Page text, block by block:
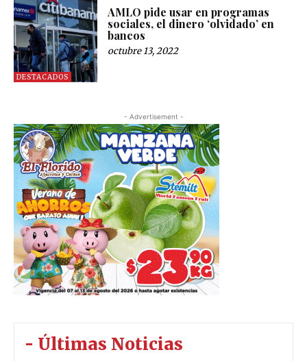
DESTACADOS
AMLO pide usar en programas
sociales, el dinero ‘olvidado’ en
bancos
octubre 13, 2022
- Advertisement -
- Últimas Noticias